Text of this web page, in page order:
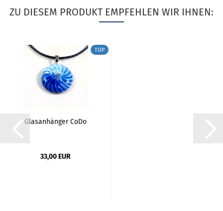
ZU DIESEM PRODUKT EMPFEHLEN WIR IHNEN:
TOP
Glasanhänger CoDo
33,00 EUR